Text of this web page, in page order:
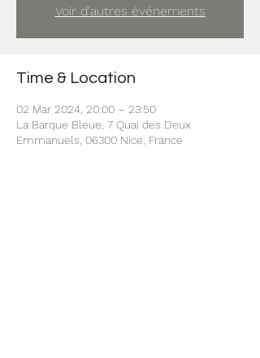
Voir d'autres événements
Time & Location
02 Mar 2024, 20:00 – 23:50
La Barque Bleue, 7 Quai des Deux
Emmanuels, 06300 Nice, France